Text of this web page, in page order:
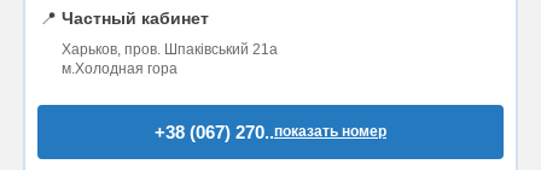
📍 Частный кабинет
Харьков, пров. Шпаківський 21а
м.Холодная гора
+38 (067) 270..показать номер